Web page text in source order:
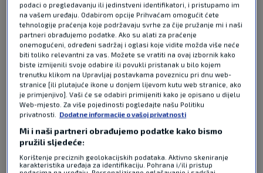
Pošalji odgovor
podaci o pregledavanju ili jedinstveni identifikatori, i pristupamo im
na vašem uređaju. Odabirom opcije Prihvaćam omogućit ćete
tehnologije praćenja koje podržavaju svrhe za čije pružanje mi i naši
partneri obrađujemo podatke. Ako su alati za praćenje
onemogućeni, određeni sadržaj i oglasi koje vidite možda više neće
biti toliko relevantni za vas. Možete se vratiti na ovaj izbornik kako
biste izmijenili svoje odabire ili povukli pristanak u bilo kojem
trenutku klikom na Upravljaj postavkama poveznicu pri dnu web-
stranice [ili plutajuće ikone u donjem lijevom kutu web stranice, ako
je primjenjivo]. Vaši će se odabiri primijeniti kako je opisano u dijelu
Web-mjesto. Za više pojedinosti pogledajte našu Politiku
privatnosti.
Dodatne informacije o vašoj privatnosti
Mi i naši partneri obrađujemo podatke kako bismo
pružili sljedeće:
Korištenje preciznih geolokacijskih podataka. Aktivno skeniranje
karakteristika uređaja za identifikaciju. Pohrana i/ili pristup